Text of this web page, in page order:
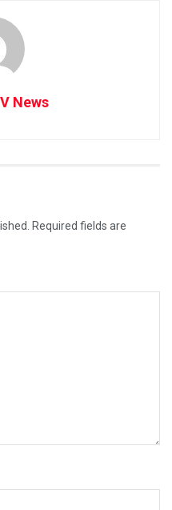
News
Required fields are